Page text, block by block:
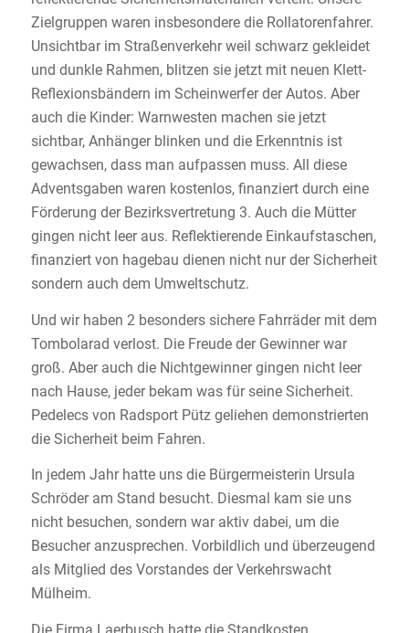
Zielgruppen waren insbesondere die Rollatorenfahrer.
Unsichtbar im Straßenverkehr weil schwarz gekleidet
und dunkle Rahmen, blitzen sie jetzt mit neuen Klett-
Reflexionsbändern im Scheinwerfer der Autos. Aber
auch die Kinder: Warnwesten machen sie jetzt
sichtbar, Anhänger blinken und die Erkenntnis ist
gewachsen, dass man aufpassen muss. All diese
Adventsgaben waren kostenlos, finanziert durch eine
Förderung der Bezirksvertretung 3. Auch die Mütter
gingen nicht leer aus. Reflektierende Einkaufstaschen,
finanziert von hagebau dienen nicht nur der Sicherheit
sondern auch dem Umweltschutz.
Und wir haben 2 besonders sichere Fahrräder mit dem
Tombolarad verlost. Die Freude der Gewinner war
groß. Aber auch die Nichtgewinner gingen nicht leer
nach Hause, jeder bekam was für seine Sicherheit.
Pedelecs von Radsport Pütz geliehen demonstrierten
die Sicherheit beim Fahren.
In jedem Jahr hatte uns die Bürgermeisterin Ursula
Schröder am Stand besucht. Diesmal kam sie uns
nicht besuchen, sondern war aktiv dabei, um die
Besucher anzusprechen. Vorbildlich und überzeugend
als Mitglied des Vorstandes der Verkehrswacht
Mülheim.